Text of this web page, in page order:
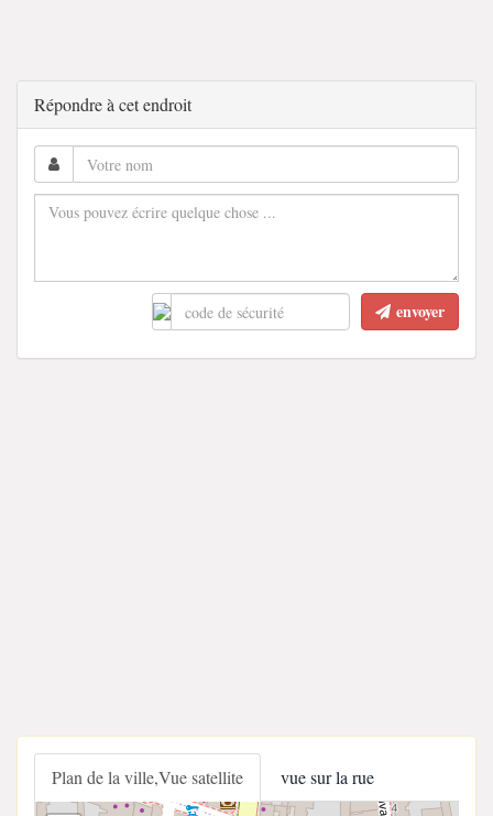
Répondre à cet endroit
envoyer
Plan de la ville,Vue satellite vue sur la rue